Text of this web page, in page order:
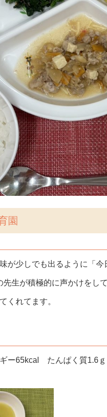
園
が少しでも出るように「
先生が積極的に声かけをし
くれてます。
ギー65kcal たんぱく質1.6